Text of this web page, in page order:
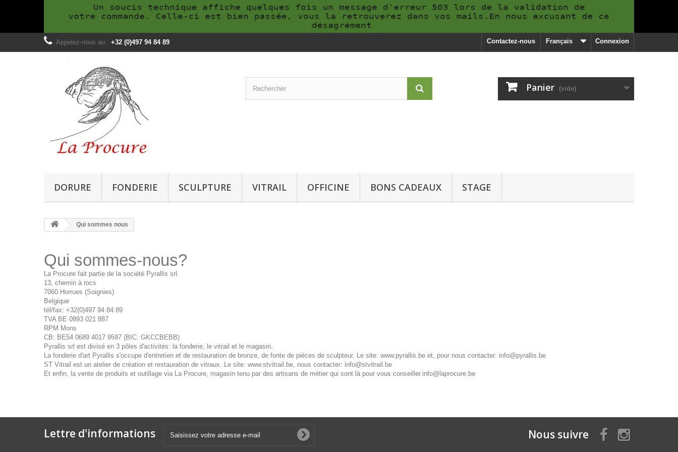
Connexion
Français
Contactez-nous
Appelez-nous au : +32 (0)497 94 84 89
Panier (vide)
DORURE FONDERIE SCULPTURE VITRAIL OFFICINE BONS CADEAUX STAGE
Qui sommes nous
Qui sommes-nous?
La Procure fait partie de la société Pyrallis srl.
13, chemin à rocs
7060 Horrues (Soignies)
Belgique
tél/fax: +32(0)497 94 84 89
TVA BE 0893 021 887
RPM Mons
CB: BE54 0689 4017 9597 (BIC: GKCCBEBB)
Pyrallis srl est divisé en 3 pôles d'activités: la fonderie, le vitrail et le magasin.
La fonderie d'art Pyrallis s'occupe d'entretien et de restauration de bronze, de fonte de pièces de sculpteur. Le site: www.pyrallis.be et, pour nous contacter: info@pyrallis.be
ST Vitrail est un atelier de création et restauration de vitraux. Le site: www.stvitrail.be, nous contacter: info@stvitrail.be
Et enfin, la vente de produits et outillage via La Procure, magasin tenu par des artisans de métier qui sont là pour vous conseiller.info@laprocure.be
Lettre d'informations Nous suivre